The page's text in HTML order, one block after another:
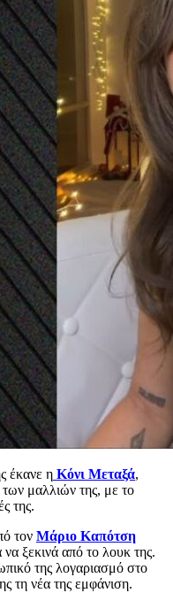
έκανε η Κόνι Μεταξά,
μαλλιών της, με το
της.
τον Μάριο Καπότση
να ξεκινά από το λουκ της.
της λογαριασμό στο
τη νέα της εμφάνιση.